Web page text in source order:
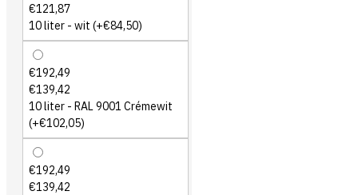
€121,87
10 liter - wit (+€84,50)
€192,49
€139,42
10 liter - RAL 9001 Crémewit
(+€102,05)
€192,49
€139,42